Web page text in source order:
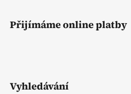
Přijímáme online platby
Vyhledávání